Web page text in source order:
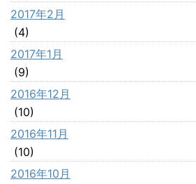
2017年2月
(4)
2017年1月
(9)
2016年12月
(10)
2016年11月
(10)
2016年10月